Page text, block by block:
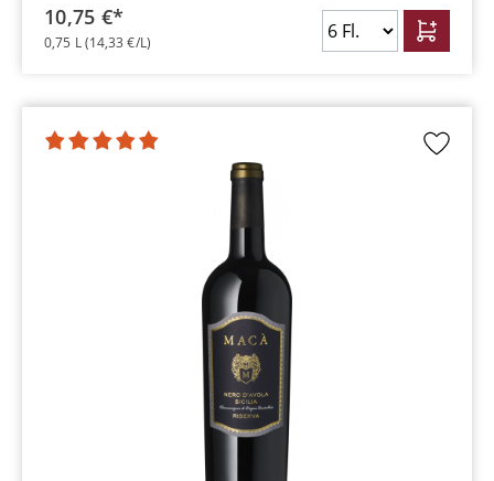
10,75 €*
0,75 L(14,33 €/L)